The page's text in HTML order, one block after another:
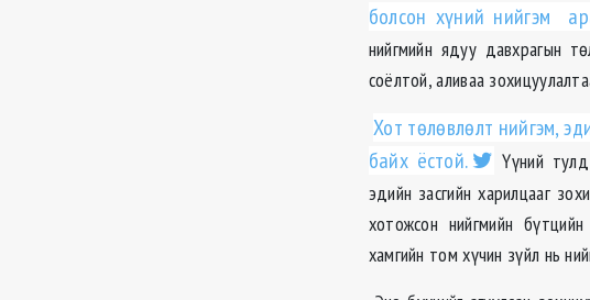
болсон хүний нийгэм
нийгмийн ядуу давхрагын
соёлтой, аливаа
Хот төлөвлөлт нийгэм,
байх ёстой.
Үүний
эдийн засгийн харилцааг
хотожсон нийгмийн
хамгийн том хүчин зүйл нь